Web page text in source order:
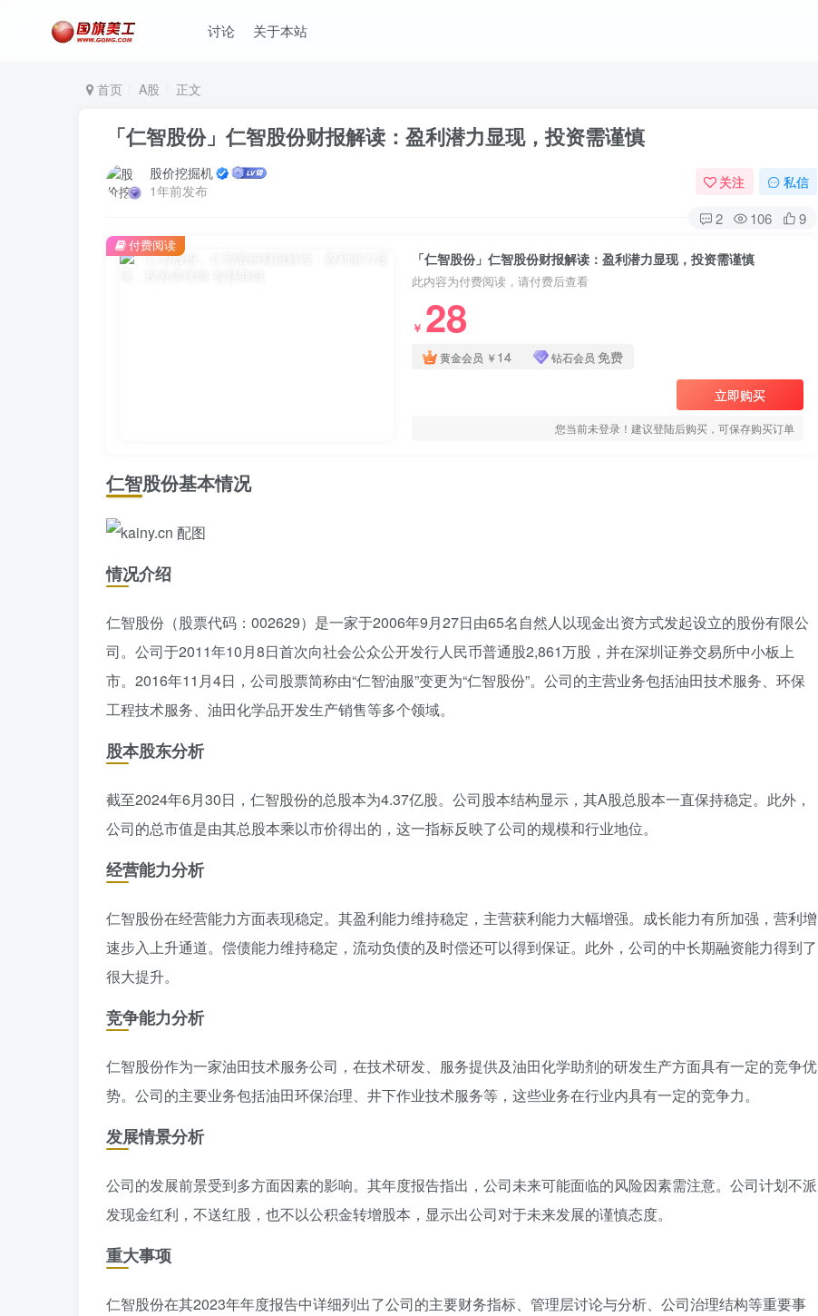
讨论 关于本站
首页 A股 正文
「仁智股份」仁智股份财报解读：盈利潜力显现，投资需谨慎
股价挖掘机
1年前发布
关注 私信
2 106 9
「仁智股份」仁智股份财报解读：盈利潜力显现，投资需谨慎
此内容为付费阅读，请付费后查看
￥ 28
黄金会员 ￥ 14 钻石会员 免费
立即购买
您当前未登录！建议登陆后购买，可保存购买订单
付费阅读
仁智股份基本情况
情况介绍
仁智股份（股票代码：002629）是一家于2006年9月27日由65名自然人以现金出资方式发起设立的股份有限公
司。公司于2011年10月8日首次向社会公众公开发行人民币普通股2,861万股，并在深圳证券交易所中小板上
市。2016年11月4日，公司股票简称由“仁智油服”变更为“仁智股份”。公司的主营业务包括油田技术服务、环保
工程技术服务、油田化学品开发生产销售等多个领域。
股本股东分析
截至2024年6月30日，仁智股份的总股本为4.37亿股。公司股本结构显示，其A股总股本一直保持稳定。此外，
公司的总市值是由其总股本乘以市价得出的，这一指标反映了公司的规模和行业地位。
经营能力分析
仁智股份在经营能力方面表现稳定。其盈利能力维持稳定，主营获利能力大幅增强。成长能力有所加强，营利增
速步入上升通道。偿债能力维持稳定，流动负债的及时偿还可以得到保证。此外，公司的中长期融资能力得到了
很大提升。
竞争能力分析
仁智股份作为一家油田技术服务公司，在技术研发、服务提供及油田化学助剂的研发生产方面具有一定的竞争优
势。公司的主要业务包括油田环保治理、井下作业技术服务等，这些业务在行业内具有一定的竞争力。
发展情景分析
公司的发展前景受到多方面因素的影响。其年度报告指出，公司未来可能面临的风险因素需注意。公司计划不派
发现金红利，不送红股，也不以公积金转增股本，显示出公司对于未来发展的谨慎态度。
重大事项
仁智股份在其2023年年度报告中详细列出了公司的主要财务指标、管理层讨论与分析、公司治理结构等重要事